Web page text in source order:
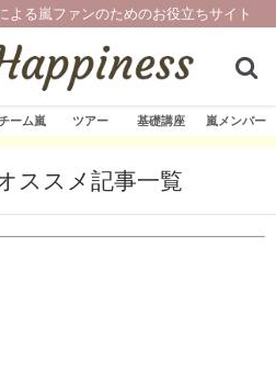
る嵐ファンのためのお役立ちサイト
ーム嵐 ツアー 基礎講座 嵐メンバー
ススメ記事一覧